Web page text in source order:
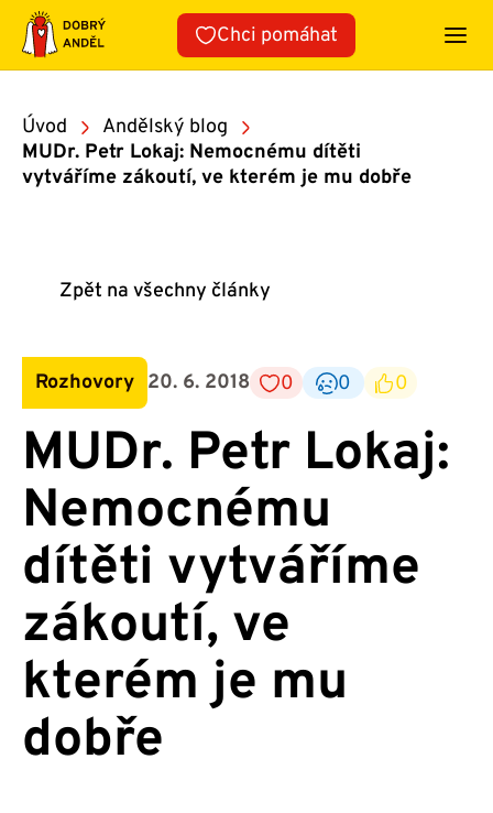
Přeskočit
obsah
Chci pomáhat
Úvod
Andělský blog
MUDr. Petr Lokaj: Nemocnému dítěti
vytváříme zákoutí, ve kterém je mu dobře
Zpět na všechny články
Rozhovory 20. 6. 2018 0 0 0
MUDr. Petr Lokaj:
Nemocnému
dítěti vytváříme
zákoutí, ve
kterém je mu
dobře